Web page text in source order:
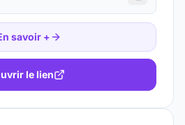
savoir +
le lien